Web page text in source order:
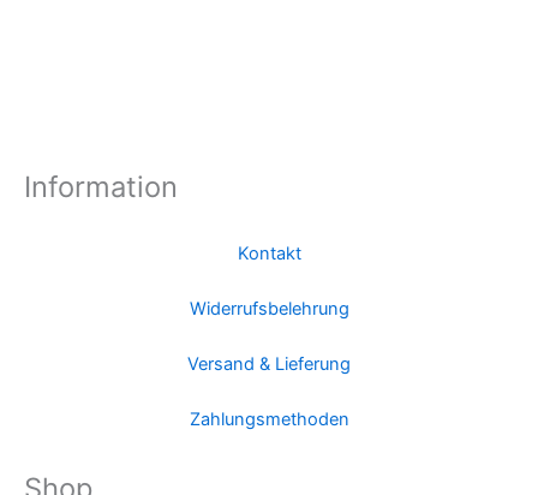
Information
Kontakt
Widerrufsbelehrung
Versand & Lieferung
Zahlungsmethoden